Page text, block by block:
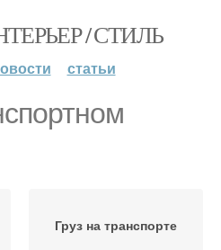
/ СТИЛЬ
статьи
Груз на транспорте